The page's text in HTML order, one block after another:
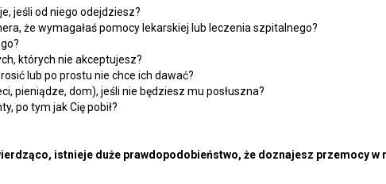
jeśli od niego odejdziesz?
że wymagałaś pomocy lekarskiej lub leczenia szpitalnego?
których nie akceptujesz?
lub po prostu nie chce ich dawać?
pieniądze, dom), jeśli nie będziesz mu posłuszna?
po tym jak Cię pobił?
istnieje duże prawdopodobieństwo, że doznajesz przemocy w